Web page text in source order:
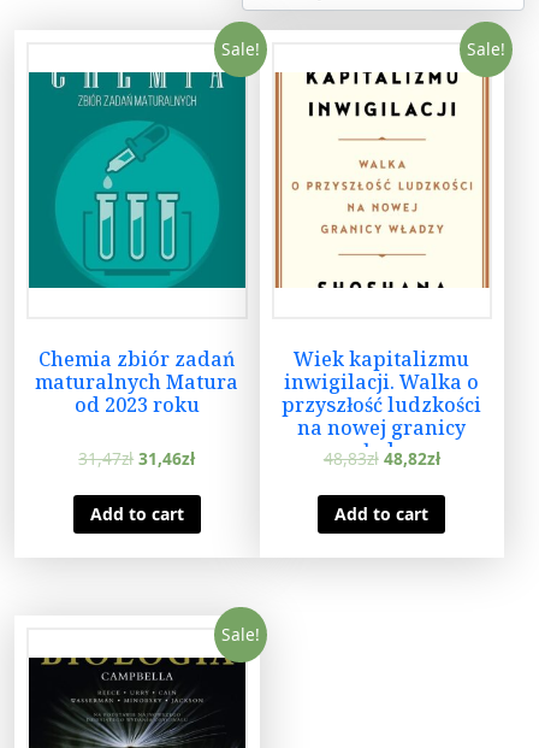
Sale!
Chemia zbiór zadań
maturalnych Matura
od 2023 roku
31,47zł 31,46zł
Add to cart
Sale!
Wiek kapitalizmu
inwigilacji. Walka o
przyszłość ludzkości
na nowej granicy
władzy
48,83zł 48,82zł
Add to cart
Sale!